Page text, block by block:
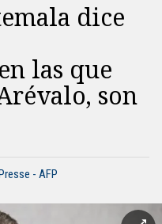
dice
las que
son
- AFP